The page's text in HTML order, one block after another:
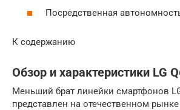
Посредственная
К содержанию
Обзор и характеристики LG
Меньший брат линейки смартфонов
представлен на отечественном